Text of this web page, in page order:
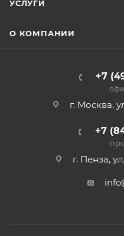
УСЛУГИ
О КОМПАНИИ
+7
г. Москва,
+7
г. Пенза,